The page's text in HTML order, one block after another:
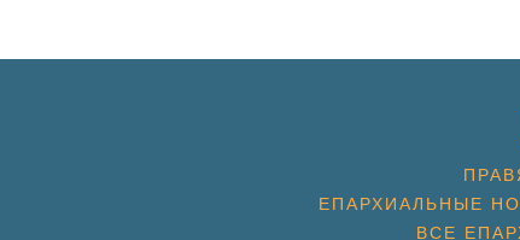
ЕПАРХИАЛЬНЫЕ
ВСЕ